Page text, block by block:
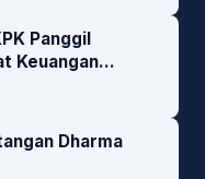
Panggil
Keuangan
Dharma